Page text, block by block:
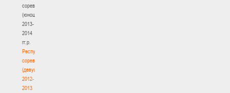
соревнования
(юноши)
2013-
2014
гг.р.
Республиканские
соревнования
(девушки)
2012-
2013